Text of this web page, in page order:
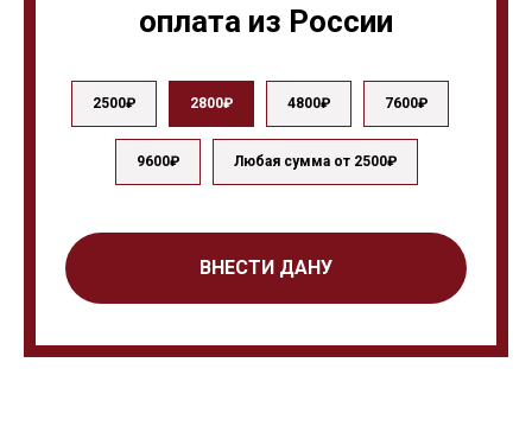
оплата из России
2500₽ 2800₽ 4800₽ 7600₽
9600₽ Любая сумма от 2500₽
ВНЕСТИ ДАНУ